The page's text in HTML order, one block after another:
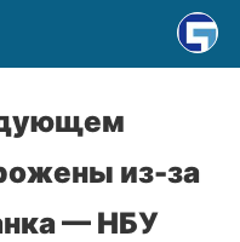
из-за
— НБУ